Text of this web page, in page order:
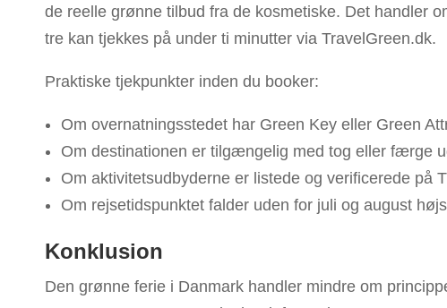
de reelle grønne tilbud fra de kosmetiske. Det handler
tre kan tjekkes på under ti minutter via TravelGreen.dk.
Praktiske tjekpunkter inden du booker:
Om overnatningsstedet har Green Key eller Green
Om destinationen er tilgængelig med tog eller færge
Om aktivitetsudbyderne er listede og verificerede på
Om rejsetidspunktet falder uden for juli og august
Konklusion
Den grønne ferie i Danmark handler mindre om